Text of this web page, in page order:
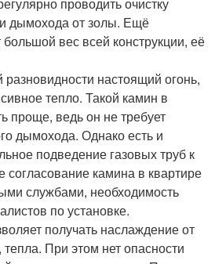
и дымохода от золы. Ещё
большой вес всей конструкции, её
настоящий огонь,
тепло. Такой камин в
проще, ведь он не требует
дымохода. Однако есть и
подведение газовых труб к
согласование камина в квартире
службами, необходимость
по установке.
получать наслаждение от
При этом нет опасности